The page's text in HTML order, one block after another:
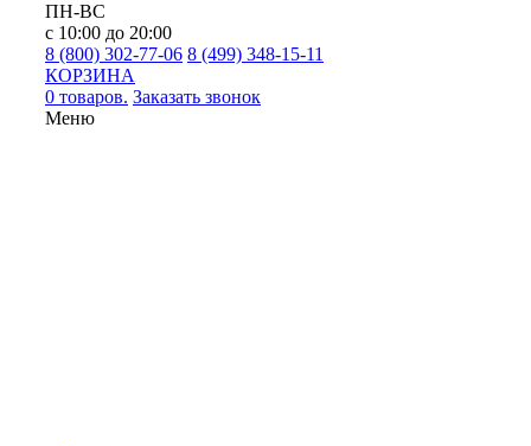
ПН-ВС
с 10:00 до 20:00
8 (800) 302-77-06 8 (499) 348-15-11
КОРЗИНА
0 товаров. Заказать звонок
Меню